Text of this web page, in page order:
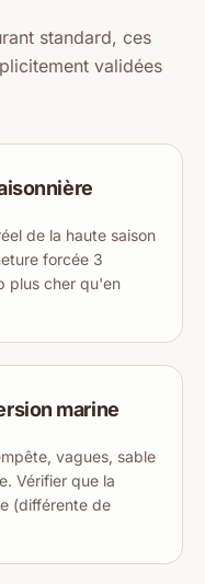
standard, ces
validées
de la haute saison
forcée 3
plus cher qu'en
marine
vagues, sable
Vérifier que la
(différente de